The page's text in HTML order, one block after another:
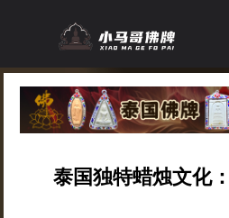
泰国独特蜡烛文化